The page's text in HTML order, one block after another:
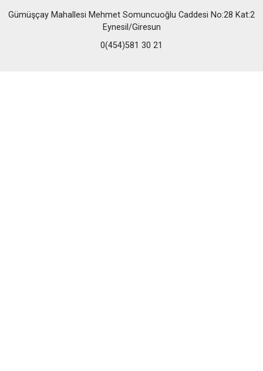
Gümüşçay Mahallesi Mehmet Somuncuoğlu Caddesi No:28 Kat:2
Eynesil/Giresun
0(454)581 30 21